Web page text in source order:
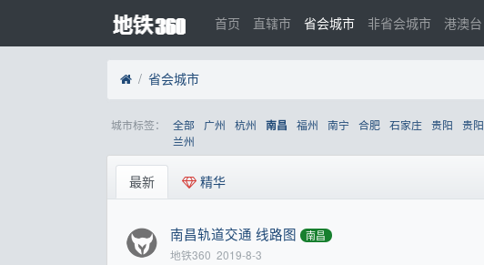
首页 直辖市 省会城市 非省会城市 港澳台
省会城市
城市标签： 全部 广州 杭州 南昌 福州 南宁 合肥 石家庄 贵阳 贵阳
兰州
最新 精华
南昌轨道交通 线路图 南昌
地铁360 2019-8-3